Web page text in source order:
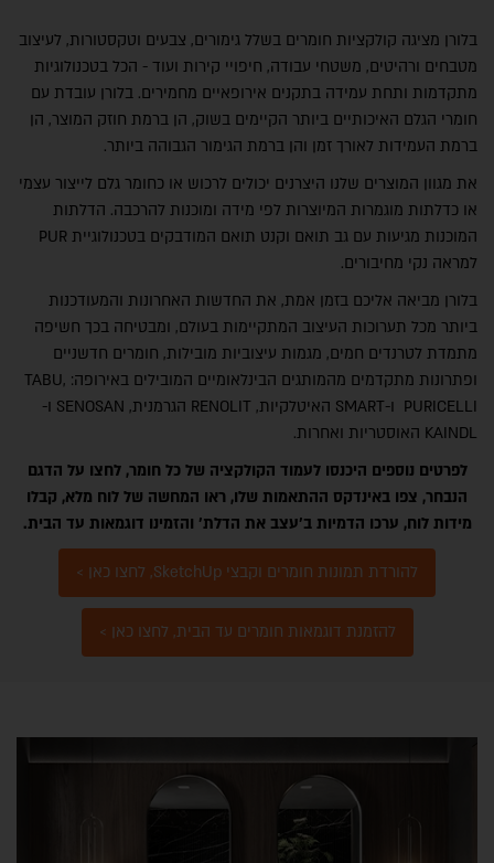
מוצרים
בלורן מציגה קולקציות חומרים בשלל גימורים, צבעים וטקסטורות, לעיצוב
מטבחים ורהיטים, משטחי עבודה, חיפויי קירות ועוד - הכל בטכנולוגיות
מתקדמות ותחת עמידה בתקנים אירופאיים מחמירים. בלורן עובדת עם
חומרי הגלם האיכותיים ביותר הקיימים בשוק, הן ברמת חוזק המוצר, הן
ברמת העמידות לאורך זמן והן ברמת הגימור הגבוהה ביותר.
את מגוון המוצרים שלנו היצרנים יכולים לרכוש או כחומר גלם לייצור עצמי
או כדלתות מוגמרות המיוצרות לפי מידה ומוכנות להרכבה. הדלתות
המוכנות מגיעות עם גב תואם וקנט תואם המודבקים בטכנולוגיית PUR
למראה נקי מחיבורים.
בלורן מביאה אליכם בזמן אמת, את החדשות האחרונות והמעודכנות
ביותר מכל תערוכות העיצוב המתקיימות בעולם, ומבטיחה בכך חשיפה
מתמדת לטרנדים חמים, מגמות עיצוביות מובילות, חומרים חדשניים
ופתרונות מתקדמים מהמותגים הבינלאומיים המובילים באירופה: TABU,
PURICELLI ו-SMART האיטלקיות, RENOLIT הגרמנית, SENOSAN ו-
KAINDL האוסטריות ואחרות.
לפרטים נוספים היכנסו לעמוד הקולקציה של כל חומר, לחצו על הדגם
הנבחר, צפו באינדקס ההתאמות שלו, ראו המחשה של לוח מלא, קבלו
מידות לוח, ערכו הדמיות ב'עצב את הדלת' והזמינו דוגמאות עד הבית.
להורדת תמונות חומרים וקבצי SketchUp, לחצו כאן >
להזמנת דוגמאות חומרים עד הבית, לחצו כאן >